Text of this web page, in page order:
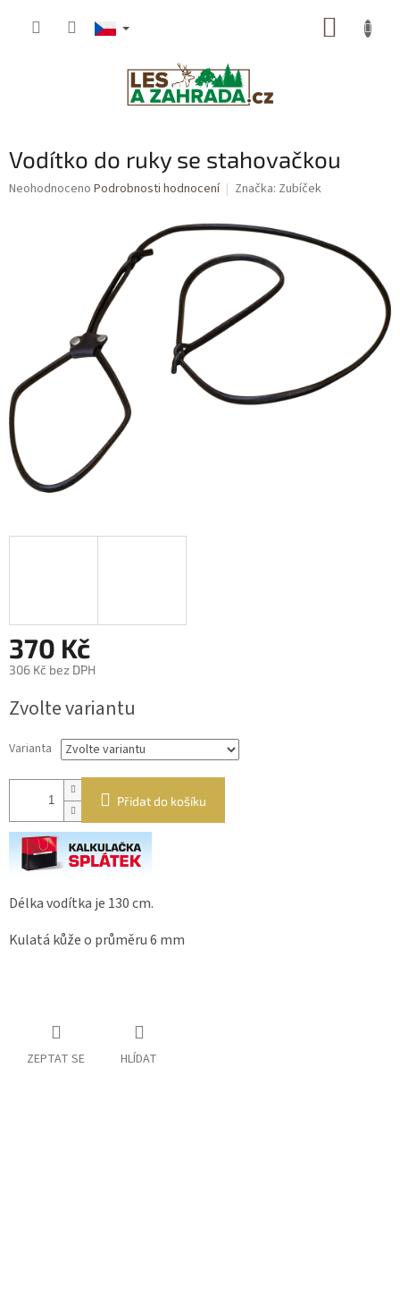
Vodítko do ruky se stahovačkou
Průměrné
Neohodnoceno Podrobnosti hodnocení Značka: Zubíček
370 Kč
306 Kč bez DPH
cena:
Zvolte variantu
Varianta
Přidat do košíku
Délka vodítka je 130 cm.
Kulatá kůže o průměru 6 mm
ZEPTAT SE HLÍDAT